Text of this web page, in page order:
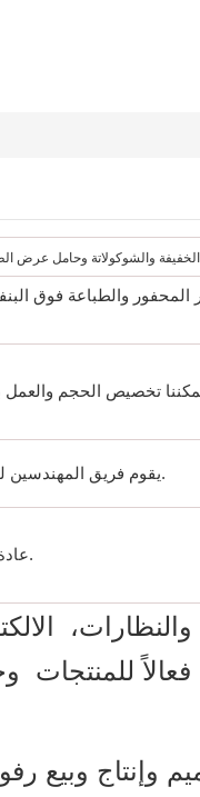
المحفور والطباعة فوق
يقوم فريق المهندسين لدينا بإنشاء موافقتك.
عادة من 25 إلى 30 يومًا.
وإنتاج وبيع